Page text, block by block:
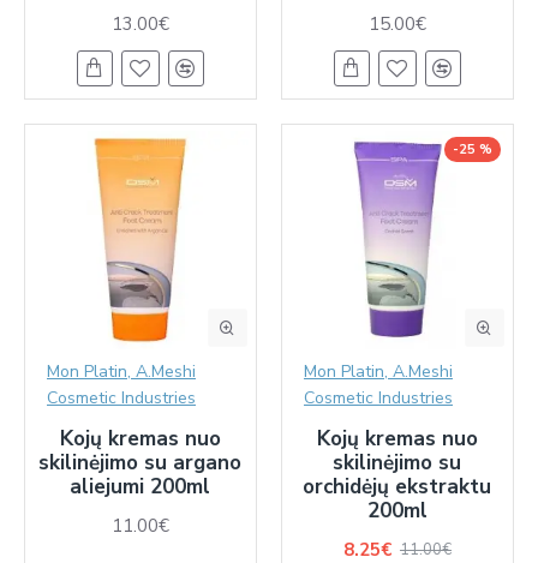
13.00€ 15.00€
Mon Platin, A.Meshi
Cosmetic Industries
Kojų kremas nuo
skilinėjimo su argano
aliejumi 200ml
11.00€
-25 %
Mon Platin, A.Meshi
Cosmetic Industries
Kojų kremas nuo
skilinėjimo su
orchidėjų ekstraktu
200ml
8.25€ 11.00€